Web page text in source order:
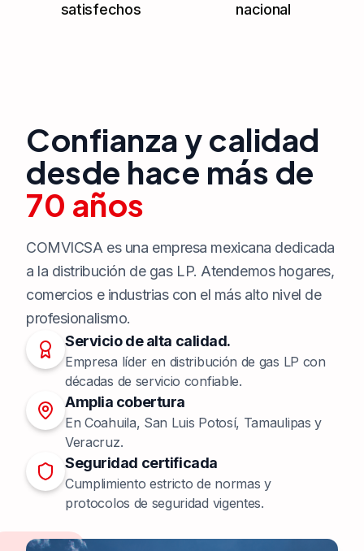
satisfechos
nacional
Confianza y calidad
desde hace más de
70 años
COMVICSA es una empresa mexicana dedicada
a la distribución de gas LP. Atendemos hogares,
comercios e industrias con el más alto nivel de
profesionalismo.
Servicio de alta calidad.
Empresa líder en distribución de gas LP con
décadas de servicio confiable.
Amplia cobertura
En Coahuila, San Luis Potosí, Tamaulipas y
Veracruz.
Seguridad certificada
Cumplimiento estricto de normas y
protocolos de seguridad vigentes.